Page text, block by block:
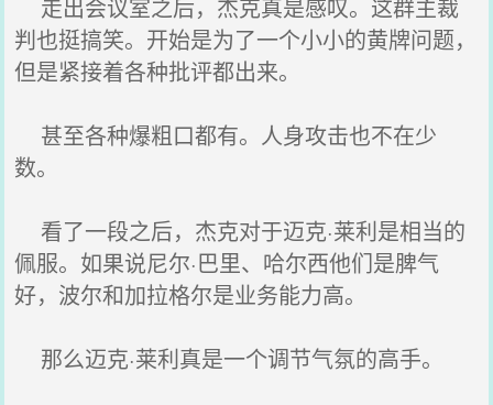
走出会议室之后，杰克真是感叹。这群主裁
判也挺搞笑。开始是为了一个小小的黄牌问题，
但是紧接着各种批评都出来。
甚至各种爆粗口都有。人身攻击也不在少
数。
看了一段之后，杰克对于迈克·莱利是相当的
佩服。如果说尼尔·巴里、哈尔西他们是脾气
好，波尔和加拉格尔是业务能力高。
那么迈克·莱利真是一个调节气氛的高手。